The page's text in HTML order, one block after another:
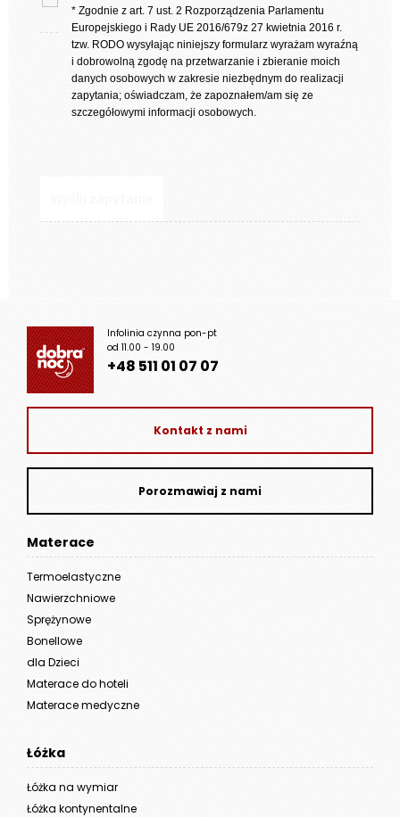
* Zgodnie z art. 7 ust. 2 Rozporządzenia Parlamentu
Europejskiego i Rady UE 2016/679z 27 kwietnia 2016 r.
tzw. RODO wysyłając niniejszy formularz wyrażam wyraźną
i dobrowolną zgodę na przetwarzanie i zbieranie moich
danych osobowych w zakresie niezbędnym do realizacji
zapytania; oświadczam, że zapoznałem/am się ze
szczegółowymi informacji osobowych.
Infolinia czynna pon-pt
od 11.00 - 19.00
+48 511 01 07 07
Kontakt z nami
Porozmawiaj z nami
Materace
Termoelastyczne
Nawierzchniowe
Sprężynowe
Bonellowe
dla Dzieci
Materace do hoteli
Materace medyczne
Łóżka
Łóżka na wymiar
Łóżka kontynentalne